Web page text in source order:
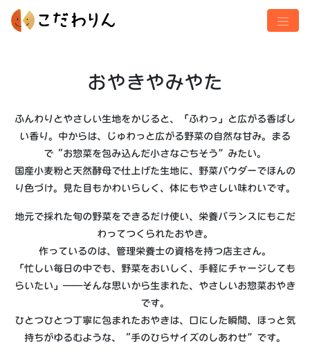
おやきやみやた
ふんわりとやさしい生地をかじると、「ふわっ」と広がる香ばし
い香り。中からは、じゅわっと広がる野菜の自然な甘み。まる
で“お惣菜を包み込んだ小さなごちそう”みたい。
国産小麦粉と天然酵母で仕上げた生地に、野菜パウダーでほんの
り色づけ。見た目もかわいらしく、体にもやさしい味わいです。
地元で採れた旬の野菜をできるだけ使い、栄養バランスにもこだ
わってつくられたおやき。
作っているのは、管理栄養士の資格を持つ店主さん。
「忙しい毎日の中でも、野菜をおいしく、手軽にチャージしても
らいたい」——そんな思いから生まれた、やさしいお惣菜おやき
です。
ひとつひとつ丁寧に包まれたおやきは、口にした瞬間、ほっと気
持ちがゆるむような、“手のひらサイズのしあわせ”です。